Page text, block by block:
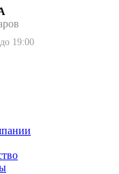
19:00